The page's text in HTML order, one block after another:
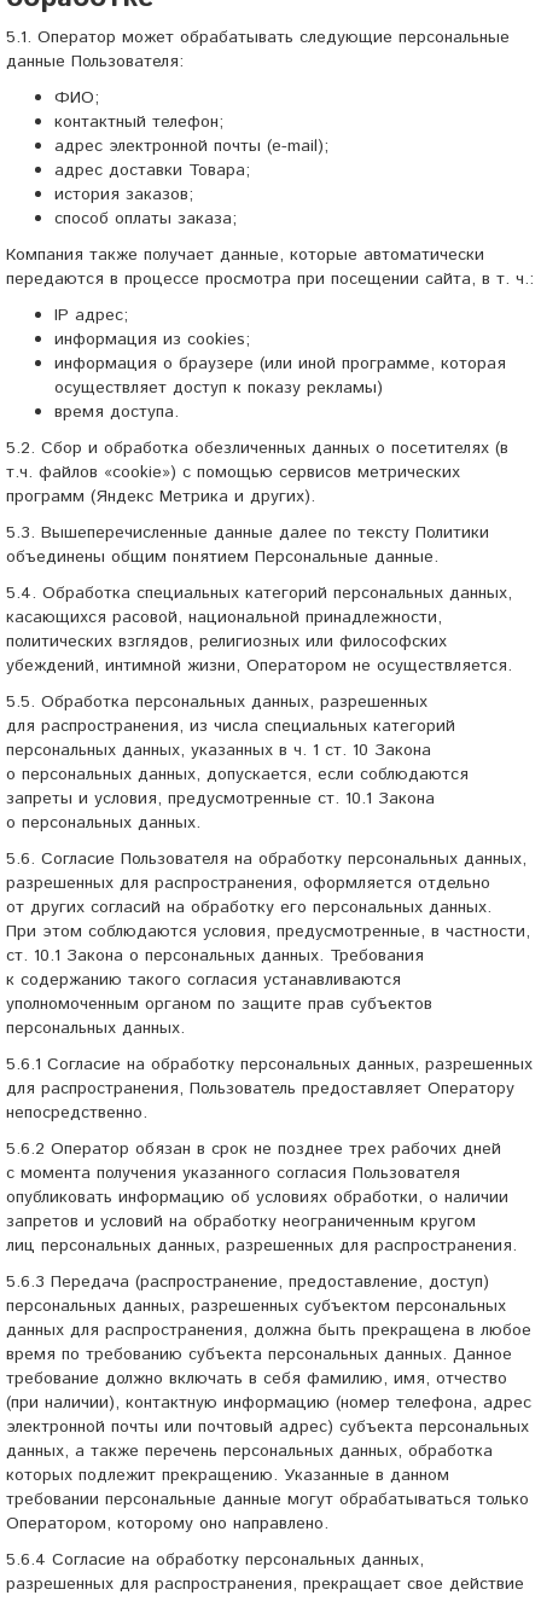
5.1. Оператор может обрабатывать следующие персональные
данные Пользователя:
ФИО;
контактный телефон;
адрес электронной почты (e-mail);
адрес доставки Товара;
история заказов;
способ оплаты заказа;
Компания также получает данные, которые автоматически
передаются в процессе просмотра при посещении сайта, в т. ч.:
IP адрес;
информация из cookies;
информация о браузере (или иной программе, которая
осуществляет доступ к показу рекламы)
время доступа.
5.2. Сбор и обработка обезличенных данных о посетителях (в
т.ч. файлов «cookie») с помощью сервисов метрических
программ (Яндекс Метрика и других).
5.3. Вышеперечисленные данные далее по тексту Политики
объединены общим понятием Персональные данные.
5.4. Обработка специальных категорий персональных данных,
касающихся расовой, национальной принадлежности,
политических взглядов, религиозных или философских
убеждений, интимной жизни, Оператором не осуществляется.
5.5. Обработка персональных данных, разрешенных
для распространения, из числа специальных категорий
персональных данных, указанных в ч. 1 ст. 10 Закона
о персональных данных, допускается, если соблюдаются
запреты и условия, предусмотренные ст. 10.1 Закона
о персональных данных.
5.6. Согласие Пользователя на обработку персональных данных,
разрешенных для распространения, оформляется отдельно
от других согласий на обработку его персональных данных.
При этом соблюдаются условия, предусмотренные, в частности,
ст. 10.1 Закона о персональных данных. Требования
к содержанию такого согласия устанавливаются
уполномоченным органом по защите прав субъектов
персональных данных.
5.6.1 Согласие на обработку персональных данных, разрешенных
для распространения, Пользователь предоставляет Оператору
непосредственно.
5.6.2 Оператор обязан в срок не позднее трех рабочих дней
с момента получения указанного согласия Пользователя
опубликовать информацию об условиях обработки, о наличии
запретов и условий на обработку неограниченным кругом
лиц персональных данных, разрешенных для распространения.
5.6.3 Передача (распространение, предоставление, доступ)
персональных данных, разрешенных субъектом персональных
данных для распространения, должна быть прекращена в любое
время по требованию субъекта персональных данных. Данное
требование должно включать в себя фамилию, имя, отчество
(при наличии), контактную информацию (номер телефона, адрес
электронной почты или почтовый адрес) субъекта персональных
данных, а также перечень персональных данных, обработка
которых подлежит прекращению. Указанные в данном
требовании персональные данные могут обрабатываться только
Оператором, которому оно направлено.
5.6.4 Согласие на обработку персональных данных,
разрешенных для распространения, прекращает свое действие